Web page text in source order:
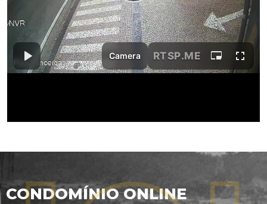
CONDOMÍNIO ONLINE